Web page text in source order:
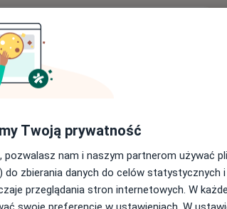
w Warszawie); pracownik naukowy
Instytutu Psychologii UKSW w
(absolwent 4-letniego
Instytutu Psychologii Zdrowia w
par, rodzin i młodzieży;
Integracyjnej; terapeuta EMDR i
Posiada obszerne, kilkuletnie
Nerwic, Zaburzeń Osobowości i
w Warszawie, Psychiatrycznym
i Młodzieży w Józefowie, Poradni
zaburzenia osobowości
zaburzenia odżywiania, dysforię
OCD, mobbing, ADHD/diagnoza
Twoją prywatność
pozwalasz nam i naszym partnerom używać
do zbierania danych do celów statystycznych
przeglądania stron internetowych. W